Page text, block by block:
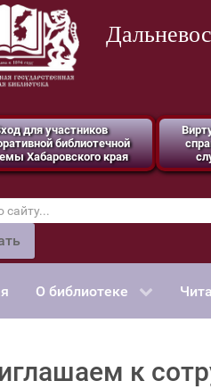
для участников
библиотечной
Хабаровского края
О библиотеке
к